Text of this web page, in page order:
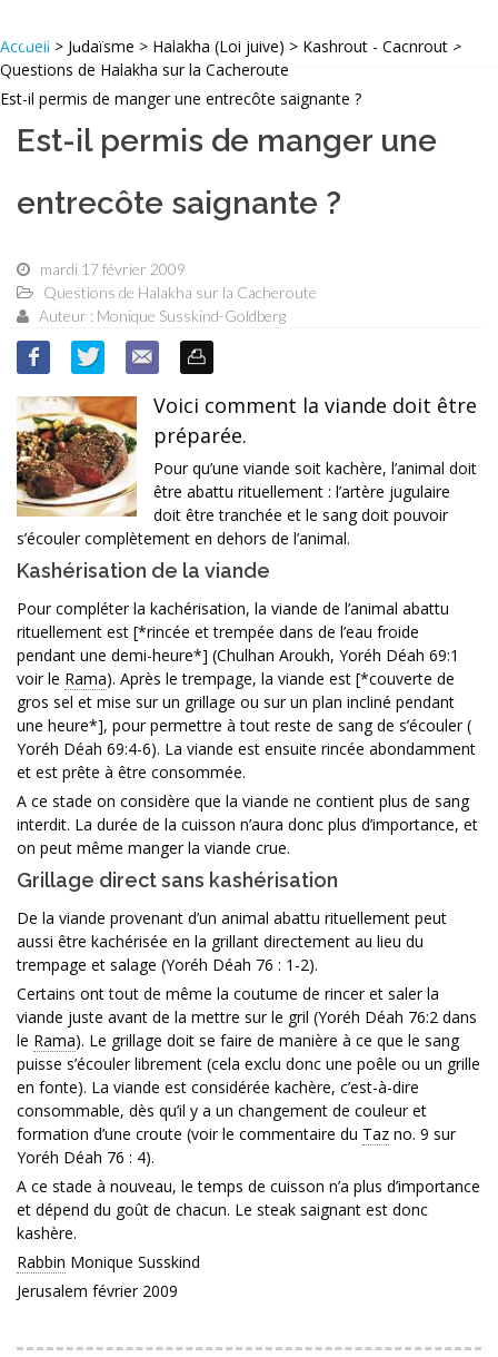
Accueil > Judaïsme > Halakha (Loi juive) > Kashrout - Cachrout >
Questions de Halakha sur la Cacheroute
Est-il permis de manger une entrecôte saignante ?
Est-il permis de manger une
entrecôte saignante ?
mardi 17 février 2009
Questions de Halakha sur la Cacheroute
Auteur : Monique Susskind-Goldberg
Voici comment la viande doit être
préparée.
Pour qu’une viande soit kachère, l’animal doit
être abattu rituellement : l’artère jugulaire
doit être tranchée et le sang doit pouvoir
s’écouler complètement en dehors de l’animal.
Kashérisation de la viande
Pour compléter la kachérisation, la viande de l’animal abattu
rituellement est [*rincée et trempée dans de l’eau froide
pendant une demi-heure*] (Chulhan Aroukh, Yoréh Déah 69:1
voir le Rama). Après le trempage, la viande est [*couverte de
gros sel et mise sur un grillage ou sur un plan incliné pendant
une heure*], pour permettre à tout reste de sang de s’écouler (
Yoréh Déah 69:4-6). La viande est ensuite rincée abondamment
et est prête à être consommée.
A ce stade on considère que la viande ne contient plus de sang
interdit. La durée de la cuisson n’aura donc plus d’importance, et
on peut même manger la viande crue.
Grillage direct sans kashérisation
De la viande provenant d’un animal abattu rituellement peut
aussi être kachérisée en la grillant directement au lieu du
trempage et salage (Yoréh Déah 76 : 1-2).
Certains ont tout de même la coutume de rincer et saler la
viande juste avant de la mettre sur le gril (Yoréh Déah 76:2 dans
le Rama). Le grillage doit se faire de manière à ce que le sang
puisse s’écouler librement (cela exclu donc une poêle ou un grille
en fonte). La viande est considérée kachère, c’est-à-dire
consommable, dès qu’il y a un changement de couleur et
formation d’une croute (voir le commentaire du Taz no. 9 sur
Yoréh Déah 76 : 4).
A ce stade à nouveau, le temps de cuisson n’a plus d’importance
et dépend du goût de chacun. Le steak saignant est donc
kashère.
Rabbin Monique Susskind
Jerusalem février 2009